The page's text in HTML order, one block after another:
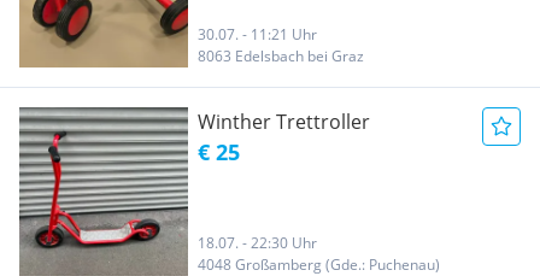
30.07. - 11:21 Uhr
8063 Edelsbach bei Graz
Winther Trettroller
€ 25
18.07. - 22:30 Uhr
4048 Großamberg (Gde.: Puchenau)